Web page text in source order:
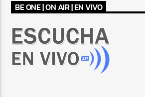
BE ONE | ON AIR | EN VIVO